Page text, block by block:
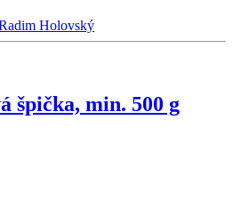
Holovský
špička, min. 500 g